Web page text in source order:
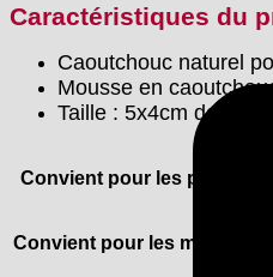
Caractéristiques du
Caoutchouc naturel
Mousse en
Taille : 5x4cm dans
Convient pour les produits
Convient pour les matériaux